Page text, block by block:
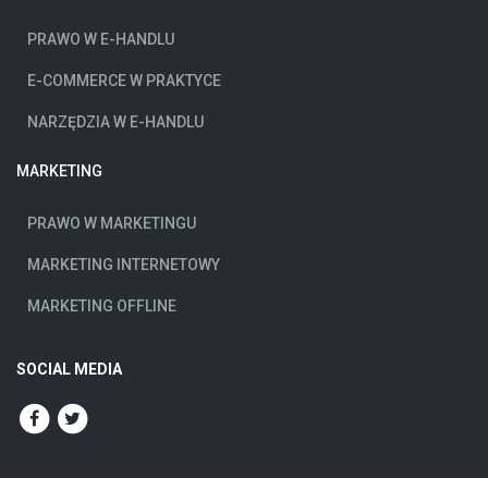
PRAWO W E-HANDLU
E-COMMERCE W PRAKTYCE
NARZĘDZIA W E-HANDLU
MARKETING
PRAWO W MARKETINGU
MARKETING INTERNETOWY
MARKETING OFFLINE
SOCIAL MEDIA